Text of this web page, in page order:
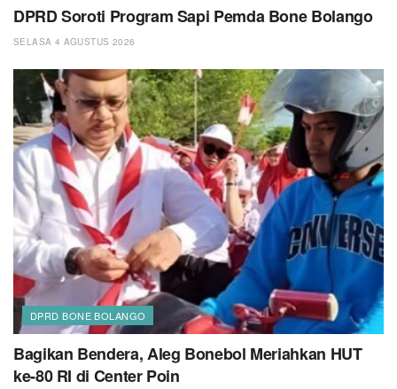
DPRD Soroti Program Sapi Pemda Bone Bolango
SELASA 4 AGUSTUS 2026
DPRD BONE BOLANGO
Bagikan Bendera, Aleg Bonebol Meriahkan HUT
ke-80 RI di Center Poin